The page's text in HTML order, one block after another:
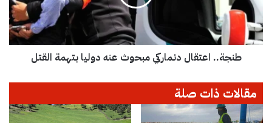
ش
ب
ة
س
د
ي
ع
ت
ل
ن
م
طنجة.. اعتقال دنماركي مبحوث عنه دوليا بتهمة القتل
مقالات ذات صلة